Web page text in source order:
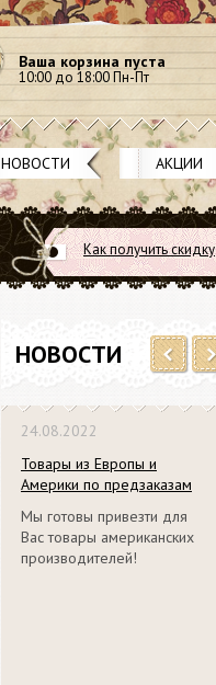
Ваша корзина пуста
10:00 до 18:00 Пн-Пт
НОВОСТИ АКЦИИ
Как получить скидку
НОВОСТИ
24.08.2022
Товары из Европы и
Америки по предзаказам
Мы готовы привезти для
Вас товары американских
производителей!